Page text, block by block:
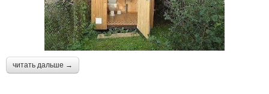
читать дальше →